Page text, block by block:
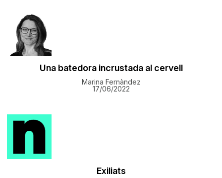
Una batedora incrustada al cervell
Marina Fernàndez
17/06/2022
Exiliats